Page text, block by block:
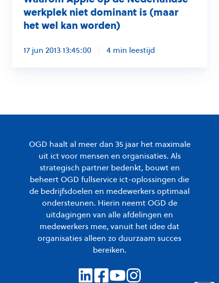
wel
kan
worden)
werkplek niet dominant is (maar
het wel kan worden)
17 jun 2013 13:45:00 4 min leestijd
OGD haalt al meer dan 35 jaar het maximale
uit ict voor mensen en organisaties. Als
strategisch partner bedenkt, bouwt en
beheert OGD fullservice ict-oplossingen die
de bedrijfsdoelen en medewerkers optimaal
ondersteunen. Hierin neemt OGD de
uitdagingen van alle afdelingen en
medewerkers mee, vanuit het idee dat
organisaties alleen zo duurzaam succes
bereiken.